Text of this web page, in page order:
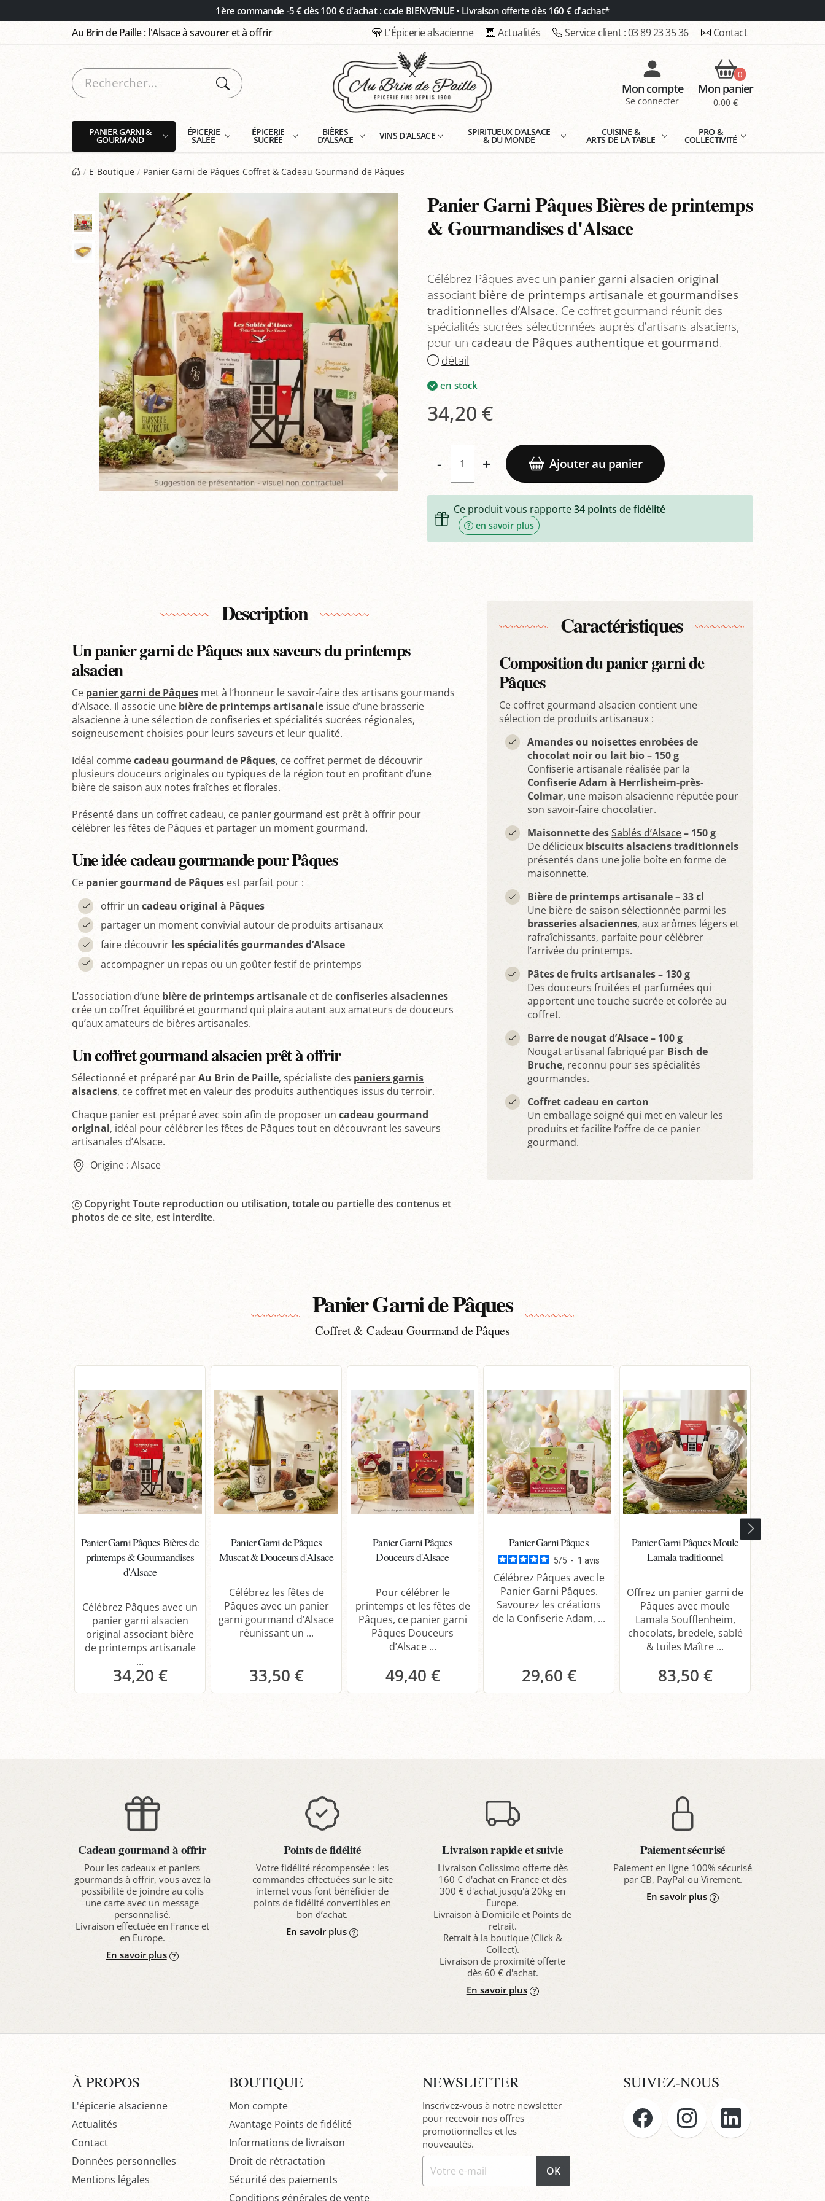
1ère commande -5 € dès 100 € d'achat : code BIENVENUE • Livraison offerte dès 160 € d'achat*
Au Brin de Paille : l'Alsace à savourer et à offrir L'Épicerie alsacienne Actualités Service client :03 89 23 35 36 Contact
Mon compte
Se connecter
0
Mon panier
0,00 €
PANIER GARNI &
GOURMAND
ÉPICERIE
SALÉE
ÉPICERIE
SUCRÉE
BIÈRES
D'ALSACE VINS D'ALSACE SPIRITUEUX D'ALSACE
& DU MONDE
CUISINE &
ARTS DE LA TABLE
PRO &
COLLECTIVITÉ
E-Boutique Panier Garni de Pâques Coffret & Cadeau Gourmand de Pâques
Panier Garni Pâques Bières de printemps
& Gourmandises d'Alsace
Célébrez Pâques avec un panier garni alsacien original
associant bière de printemps artisanale et gourmandises
traditionnelles d’Alsace. Ce coffret gourmand réunit des
spécialités sucrées sélectionnées auprès d’artisans alsaciens,
pour un cadeau de Pâques authentique et gourmand.
détail
en stock
34,20 €
- + Ajouter au panier
Ce produit vous rapporte34 points de fidélité
en savoir plus
Description
Un panier garni de Pâques aux saveurs du printemps
alsacien
Ce panier garni de Pâques met à l’honneur le savoir-faire des artisans gourmands
d’Alsace. Il associe une bière de printemps artisanale issue d’une brasserie
alsacienne à une sélection de confiseries et spécialités sucrées régionales,
soigneusement choisies pour leurs saveurs et leur qualité.
Idéal commecadeau gourmand de Pâques, ce coffret permet de découvrir
plusieurs douceurs originales ou typiques de la région tout en profitant d’une
bière de saison aux notes fraîches et florales.
Présenté dans un coffret cadeau, ce panier gourmand est prêt à offrir pour
célébrer les fêtes de Pâques et partager un moment gourmand.
Une idée cadeau gourmande pour Pâques
Ce panier gourmand de Pâques est parfait pour :
offrir un cadeau original à Pâques
partager un moment convivial autour de produits artisanaux
faire découvrir les spécialités gourmandes d’Alsace
accompagner un repas ou un goûter festif de printemps
L’association d’une bière de printemps artisanale et deconfiseries alsaciennes
crée un coffret équilibré et gourmand qui plaira autant aux amateurs de douceurs
qu’aux amateurs de bières artisanales.
Un coffret gourmand alsacien prêt à offrir
Sélectionné et préparé parAu Brin de Paille, spécialiste des paniers garnis
alsaciens, ce coffret met en valeur des produits authentiques issus du terroir.
Chaque panier est préparé avec soin afin de proposer un cadeau gourmand
original, idéal pour célébrer les fêtes de Pâques tout en découvrant les saveurs
artisanales d’Alsace.
Origine : Alsace
Copyright Toute reproduction ou utilisation, totale ou partielle des contenus et
photos de ce site, est interdite.
Caractéristiques
Composition du panier garni de
Pâques
Ce coffret gourmand alsacien contient une
sélection de produits artisanaux :
Amandes ou noisettes enrobées de
chocolat noir ou lait bio – 150 g
Confiserie artisanale réalisée par la
Confiserie Adam à Herrlisheim-près-
Colmar, une maison alsacienne réputée pour
son savoir-faire chocolatier.
Maisonnette desSablés d’Alsace– 150 g
De délicieux biscuits alsaciens traditionnels
présentés dans une jolie boîte en forme de
maisonnette.
Bière de printemps artisanale – 33 cl
Une bière de saison sélectionnée parmi les
brasseries alsaciennes, aux arômes légers et
rafraîchissants, parfaite pour célébrer
l’arrivée du printemps.
Pâtes de fruits artisanales – 130 g
Des douceurs fruitées et parfumées qui
apportent une touche sucrée et colorée au
coffret.
Barre de nougat d’Alsace – 100 g
Nougat artisanal fabriqué par Bisch de
Bruche, reconnu pour ses spécialités
gourmandes.
Coffret cadeau en carton
Un emballage soigné qui met en valeur les
produits et facilite l’offre de ce panier
gourmand.
Panier Garni de Pâques
Coffret & Cadeau Gourmand de Pâques
Panier Garni Pâques Bières de
printemps & Gourmandises
d'Alsace
Célébrez Pâques avec un
panier garni alsacien
original associant bière
de printemps artisanale
...
34,20 €
Panier Garni de Pâques
Muscat & Douceurs d'Alsace
Célébrez les fêtes de
Pâques avec un panier
garni gourmand d’Alsace
réunissant un ...
33,50 €
Panier Garni Pâques
Douceurs d'Alsace
Pour célébrer le
printemps et les fêtes de
Pâques, ce panier garni
Pâques Douceurs
d’Alsace ...
49,40 €
Panier Garni Pâques
5/5 - 1 avis
Célébrez Pâques avec le
Panier Garni Pâques.
Savourez les créations
de la Confiserie Adam, ...
29,60 €
Panier Garni Pâques Moule
Lamala traditionnel
Offrez un panier garni de
Pâques avec moule
Lamala Soufflenheim,
chocolats, bredele, sablé
& tuiles Maître ...
83,50 €
Cadeau gourmand à offrir
Pour les cadeaux et paniers
gourmands à offrir, vous avez la
possibilité de joindre au colis
une carte avec un message
personnalisé.
Livraison effectuée en France et
en Europe.
En savoir plus
Points de fidélité
Votre fidélité récompensée : les
commandes effectuées sur le site
internet vous font bénéficier de
points de fidélité convertibles en
bon d’achat.
En savoir plus
Livraison rapide et suivie
Livraison Colissimo offerte dès
160 € d'achat en France et dès
300 € d'achat jusqu'à 20kg en
Europe.
Livraison à Domicile et Points de
retrait.
Retrait à la boutique (Click &
Collect).
Livraison de proximité offerte
dès 60 € d'achat.
En savoir plus
Paiement sécurisé
Paiement en ligne 100% sécurisé
par CB, PayPal ou Virement.
En savoir plus
À PROPOS
L'épicerie alsacienne
Actualités
Contact
Données personnelles
Mentions légales
BOUTIQUE
Mon compte
Avantage Points de fidélité
Informations de livraison
Droit de rétractation
Sécurité des paiements
Conditions générales de vente
NEWSLETTER
Inscrivez-vous à notre newsletter
pour recevoir nos offres
promotionnelles et les
nouveautés.
OK
SUIVEZ-NOUS